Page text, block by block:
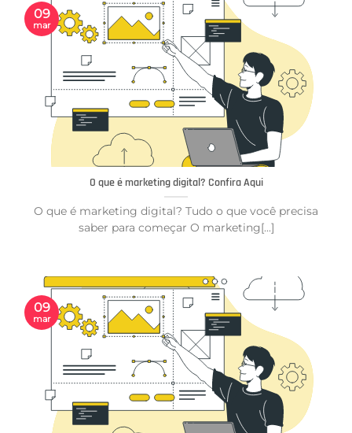
O que é marketing digital? Confira Aqui
O que é marketing digital? Tudo o que você precisa
saber para começar O marketing[...]
09
mar
09
mar